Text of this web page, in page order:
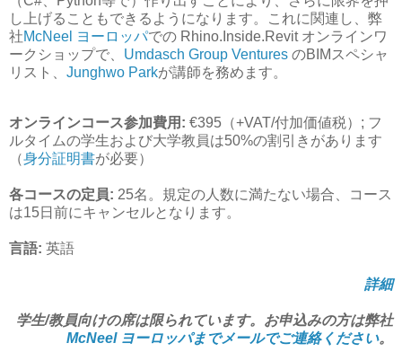
し上げることもできるようになります。これに関連し、弊
社McNeel ヨーロッパでの Rhino.Inside.Revit オンラインワ
ークショップで、 Umdasch Group Ventures のBIMスペシャ
リスト、 Junghwo Parkが講師を務めます。
オンラインコース参加費用: €395（+VAT/付加価値税）; フ
ルタイムの学生および大学教員は50%の割引きがあります
（身分証明書が必要）
各コースの定員: 25名。規定の人数に満たない場合、コース
は15日前にキャンセルとなります。
言語: 英語
詳細
学生/教員向けの席は限られています。お申込みの方は弊社
McNeel ヨーロッパまでメールでご連絡ください。